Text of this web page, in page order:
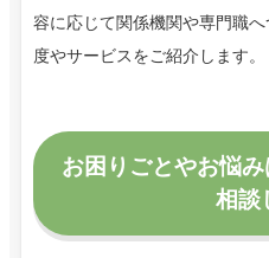
容に応じて関係機関や専門職
度やサービスをご紹介します。
お困りごとやお悩
相談